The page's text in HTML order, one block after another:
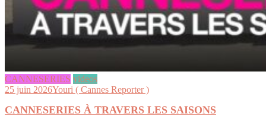
CANNESERIES videos
25 juin 2026Youri ( Cannes Reporter )
CANNESERIES À TRAVERS LES SAISONS